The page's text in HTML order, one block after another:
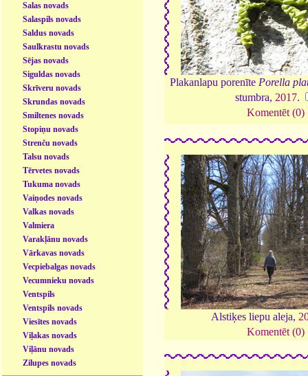
Salas novads
Salaspils novads
Saldus novads
Saulkrastu novads
Sējas novads
Siguldas novads
Skrīveru novads
Skrundas novads
Smiltenes novads
Stopiņu novads
Strenču novads
Talsu novads
Tērvetes novads
Tukuma novads
Vaiņodes novads
Valkas novads
Valmiera
Varakļānu novads
Vārkavas novads
Vecpiebalgas novads
Vecumnieku novads
Ventspils
Ventspils novads
Viesītes novads
Viļakas novads
Viļānu novads
Zilupes novads
Plakanlapu porenīte Porella
stumbra, 2017.
Komentēt (0)
Alstiķes liepu aleja,
Komentēt (0)